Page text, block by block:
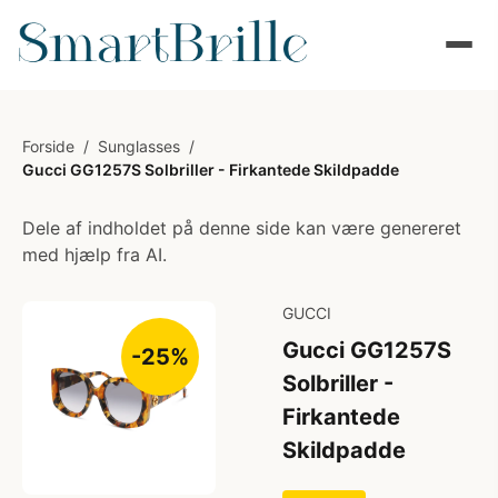
Forside / Sunglasses /
Gucci GG1257S Solbriller - Firkantede Skildpadde
Dele af indholdet på denne side kan være genereret
med hjælp fra AI.
-25%
GUCCI
Gucci GG1257S
Solbriller -
Firkantede
Skildpadde